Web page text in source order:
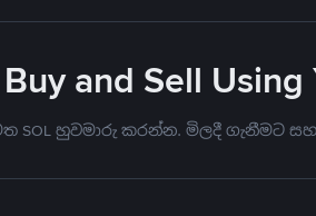
and Sell
මත SOL හුවමාරු කරන්න. මිලදී